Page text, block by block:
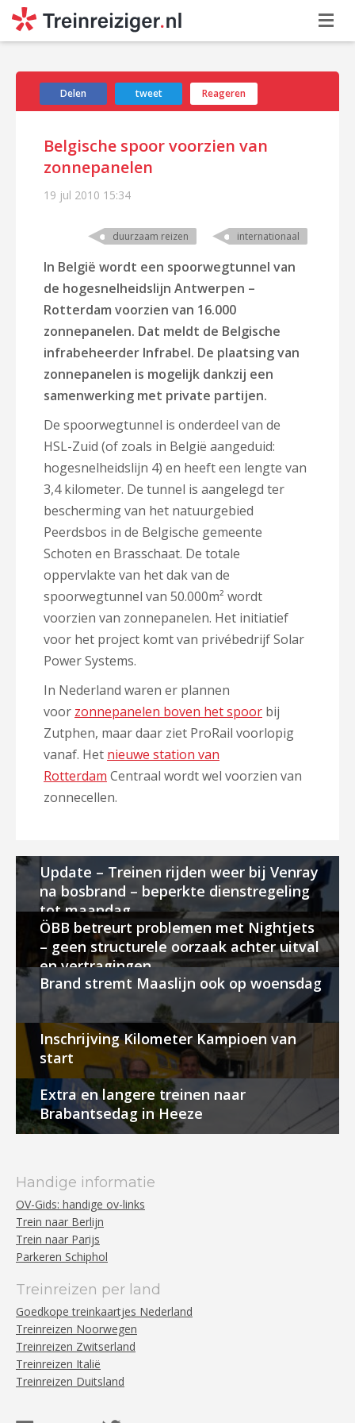
Delen tweet Reageren
Belgische spoor voorzien van
zonnepanelen
19 jul 2010 15:34
duurzaam reizen internationaal
In België wordt een spoorwegtunnel van
de hogesnelheidslijn Antwerpen –
Rotterdam voorzien van 16.000
zonnepanelen. Dat meldt de Belgische
infrabeheerder Infrabel. De plaatsing van
zonnepanelen is mogelijk dankzij een
samenwerking met private partijen.
De spoorwegtunnel is onderdeel van de
HSL-Zuid (of zoals in België aangeduid:
hogesnelheidslijn 4) en heeft een lengte van
3,4 kilometer. De tunnel is aangelegd ter
bescherming van het natuurgebied
Peerdsbos in de Belgische gemeente
Schoten en Brasschaat. De totale
oppervlakte van het dak van de
spoorwegtunnel van 50.000m² wordt
voorzien van zonnepanelen. Het initiatief
voor het project komt van privébedrijf Solar
Power Systems.
In Nederland waren er plannen
voor zonnepanelen boven het spoor bij
Zutphen, maar daar ziet ProRail voorlopig
vanaf. Het nieuwe station van
Rotterdam Centraal wordt wel voorzien van
zonnecellen.
Update – Treinen rijden weer bij Venray
na bosbrand – beperkte dienstregeling
tot maandag
ÖBB betreurt problemen met Nightjets
– geen structurele oorzaak achter uitval
en vertragingen
Brand stremt Maaslijn ook op woensdag
Inschrijving Kilometer Kampioen van
start
Extra en langere treinen naar
Brabantsedag in Heeze
Handige informatie
OV-Gids: handige ov-links
Trein naar Berlijn
Trein naar Parijs
Parkeren Schiphol
Treinreizen per land
Goedkope treinkaartjes Nederland
Treinreizen Noorwegen
Treinreizen Zwitserland
Treinreizen Italië
Treinreizen Duitsland